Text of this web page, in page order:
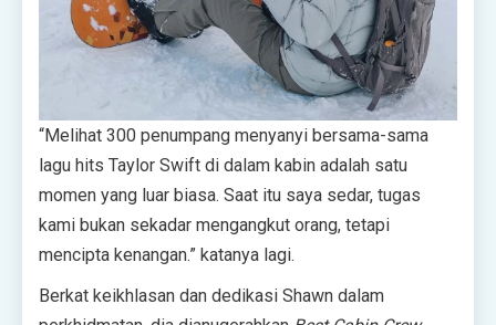
“Melihat 300 penumpang menyanyi bersama-sama
lagu hits Taylor Swift di dalam kabin adalah satu
momen yang luar biasa. Saat itu saya sedar, tugas
kami bukan sekadar mengangkut orang, tetapi
mencipta kenangan.” katanya lagi.
Berkat keikhlasan dan dedikasi Shawn dalam